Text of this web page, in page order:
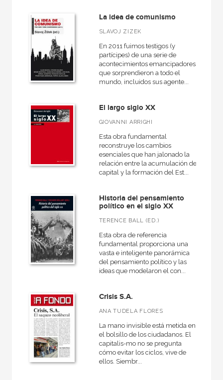
A fondo
Akadémica
Anverso
Atlas Akal
Básica de Bolsillo  Serie Clásicos del pensamiento político
Cuestiones de antagonismo
Derecho, empresa familiar y deporte
NUESTROS FORMATOS
Cartoné
Ebook
Papel
Rústica
CATÁLOGOS PDF
La idea de comunismo
SLAVOJ ZIZEK
En 2011 fuimos testigos (y
partícipes) de una serie de
acontecimientos emancipadores
que sorprendieron a todo el
mundo, incluidos sus agente...
El largo siglo XX
GIOVANNI ARRIGHI
Esta obra fundamental
reconstruye los cambios
esenciales que han jalonado la
relación entre la acumulación de
capital y la formación del Est...
Historia del pensamiento
político en el siglo XX
TERENCE BALL (ED.)
Esta obra de referencia
fundamental proporciona una
vasta e inteligente panorámica
del pensamiento político y las
ideas que modelaron el con...
Crisis S.A.
ANA TUDELA FLORES
La mano invisible está metida en
el bolsillo de los ciudadanos. El
capitalis-mo no se pregunta
cómo evitar los ciclos, vive de
ellos. Siembr...